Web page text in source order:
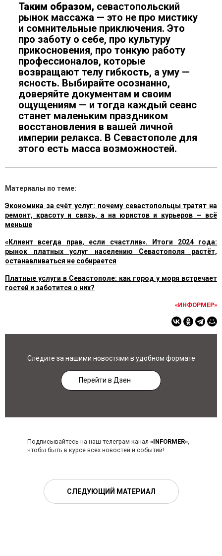
Таким образом, севастопольский
рынок массажа — это не про мистику
и сомнительные приключения. Это
про заботу о себе, про культуру
прикосновения, про тонкую работу
профессионалов, которые
возвращают телу гибкость, а уму —
ясность. Выбирайте осознанно,
доверяйте документам и своим
ощущениям — и тогда каждый сеанс
станет маленьким праздником
восстановления в вашей личной
империи релакса. В Севастополе для
этого есть масса возможностей.
Материалы по теме:
Экономика за счёт услуг: почему севастопольцы тратят на
ремонт, красоту и связь, а на юристов и курьеров — всё
меньше
«Клиент всегда прав, если счастлив». Итоги 2024 года:
рынок платных услуг населению Севастополя растёт,
останавливаться не собирается
Платные услуги в Севастополе: как город у моря встречает
гостей и заботится о них?
«ИНФОРМЕР»
Следите за нашими новостями в удобном формате
Перейти в Дзен
Подписывайтесь на наш телеграм-канал «INFORMER»,
чтобы быть в курсе всех новостей и событий!
СЛЕДУЮЩИЙ МАТЕРИАЛ